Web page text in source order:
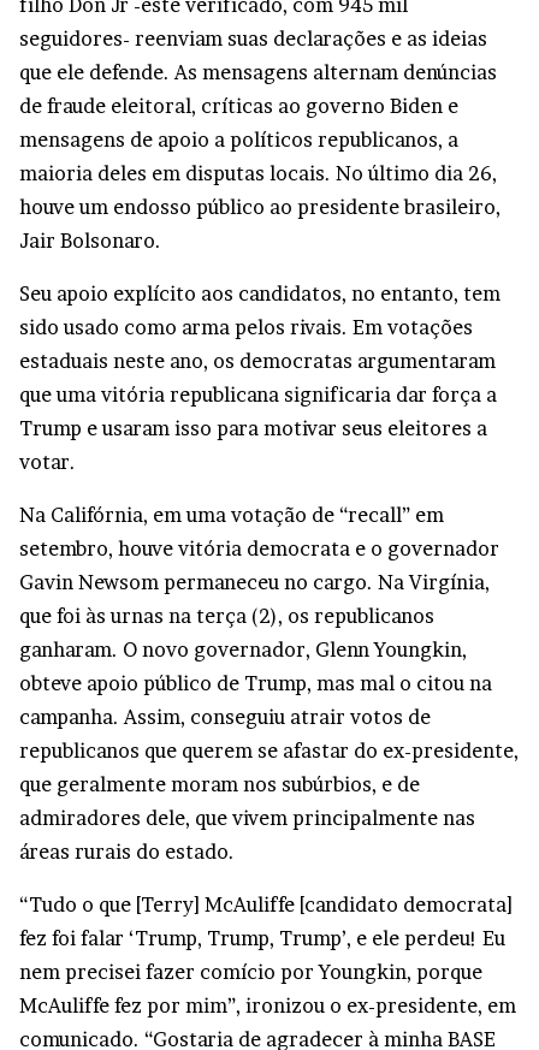
filho Don Jr -este verificado, com 945 mil
seguidores- reenviam suas declarações e as ideias
que ele defende. As mensagens alternam denúncias
de fraude eleitoral, críticas ao governo Biden e
mensagens de apoio a políticos republicanos, a
maioria deles em disputas locais. No último dia 26,
houve um endosso público ao presidente brasileiro,
Jair Bolsonaro.
Seu apoio explícito aos candidatos, no entanto, tem
sido usado como arma pelos rivais. Em votações
estaduais neste ano, os democratas argumentaram
que uma vitória republicana significaria dar força a
Trump e usaram isso para motivar seus eleitores a
votar.
Na Califórnia, em uma votação de “recall” em
setembro, houve vitória democrata e o governador
Gavin Newsom permaneceu no cargo. Na Virgínia,
que foi às urnas na terça (2), os republicanos
ganharam. O novo governador, Glenn Youngkin,
obteve apoio público de Trump, mas mal o citou na
campanha. Assim, conseguiu atrair votos de
republicanos que querem se afastar do ex-presidente,
que geralmente moram nos subúrbios, e de
admiradores dele, que vivem principalmente nas
áreas rurais do estado.
“Tudo o que [Terry] McAuliffe [candidato democrata]
fez foi falar ‘Trump, Trump, Trump’, e ele perdeu! Eu
nem precisei fazer comício por Youngkin, porque
McAuliffe fez por mim”, ironizou o ex-presidente, em
comunicado. “Gostaria de agradecer à minha BASE